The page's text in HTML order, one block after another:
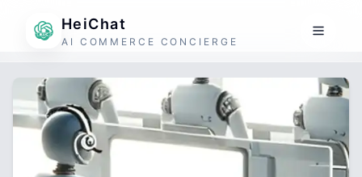
HeiChat
AI COMMERCE CONCIERGE